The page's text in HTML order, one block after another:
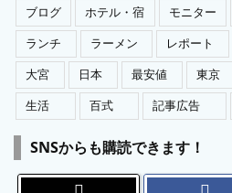
ブログ
ホテル・宿 モニター
ランチ
ラーメン レポート
大宮
日本 最安値 東京
生活
百式 記事広告
SNSからも購読できます！